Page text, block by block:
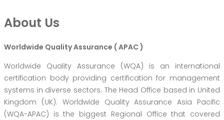
About Us
Worldwide Quality Assurance ( APAC )
Worldwide Quality Assurance (WQA) is an international
certification body providing certification for management
systems in diverse sectors. The Head Office based in United
Kingdom (UK). Worldwide Quality Assurance Asia Pacific
(WQA-APAC) is the biggest Regional Office that covered